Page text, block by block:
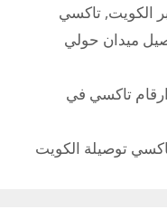
الكويت, تاكسي
ميدان حولي
اليرموك 69694241 – ارقام تاكسي في
توصيلة الكويت